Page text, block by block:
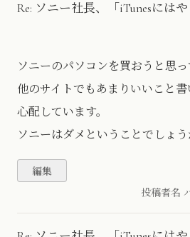
Re: ソニー社長、「iTunesにはや
ソニーのパソコンを買おうと思っ
他のサイトでもあまりいいこと
心配しています。
ソニーはダメということでしょう
投稿者名